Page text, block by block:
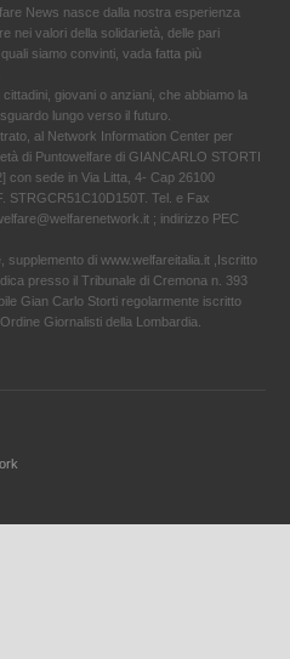
News nasce dalla nostra esperienza
nei valori della solidarietà, delle pari
siamo convinti, vada fatta più
giovani o anziani, che abbiamo la
lungo verso il futuro.
al Network Information Center per
di Puntowelfare di GIANCARLO STORTI
con sede in Via Litta, 4- Cap 26100
STRGCR51C10D150T. Tel. e Fax
; indirizzo PEC
supplemento di www.welfareitalia.it ,Iscritto
presso il Tribunale di Cremona n. 393
Gian Carlo Storti regolarmente iscritto
Giornalisti della Lombardia.